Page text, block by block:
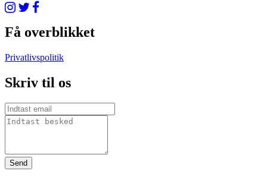
Få overblikket
Privatlivspolitik
Skriv til os